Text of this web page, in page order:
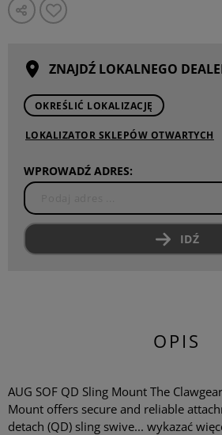
ZNAJDŹ LOKALNEGO
OKREŚLIĆ LOKALIZACJĘ
LOKALIZATOR SKLEPÓW OTWARTYCH
WPROWADŹ ADRES:
IDŹ
OPIS
AUG SOF QD Sling Mount The
Mount offers secure and reliable
detach (QD) sling swive... wykazać